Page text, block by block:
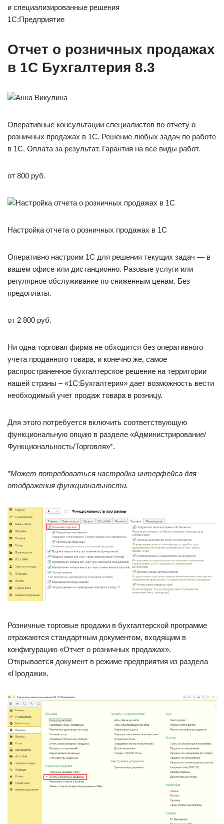
и специализированные решения
1С:Предприятие
Отчет о розничных продажах
в 1С Бухгалтерия 8.3
Оперативные консультации специалистов по отчету о
розничных продажах в 1С. Решение любых задач по работе
в 1С. Оплата за результат. Гарантия на все виды работ.
от 800 руб.
Настройка отчета о розничных продажах в 1С
Оперативно настроим 1С для решения текущих задач — в
вашем офисе или дистанционно. Разовые услуги или
регулярное обслуживание по сниженным ценам. Без
предоплаты.
от 2 800 руб.
Ни одна торговая фирма не обходится без оперативного
учета проданного товара, и конечно же, самое
распространенное бухгалтерское решение на территории
нашей страны – «1С:Бухгалтерия» дает возможность вести
необходимый учет продаж товара в розницу.
Для этого потребуется включить соответствующую
функциональную опцию в разделе «Администрирование/
Функциональность/Торговля»*.
*Может потребоваться настройка интерфейса для
отображения функциональности.
Розничные торговые продажи в бухгалтерской программе
отражаются стандартным документом, входящим в
конфигурацию «Отчет о розничных продажах».
Открывается документ в режиме предприятия из раздела
«Продажи».